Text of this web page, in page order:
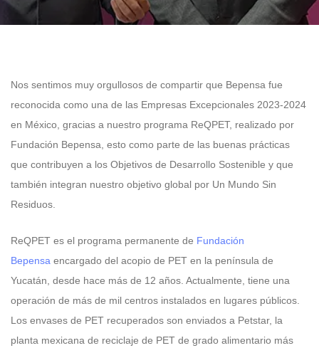
Nos sentimos muy orgullosos de compartir que Bepensa fue
reconocida como una de las Empresas Excepcionales 2023-2024
en México, gracias a nuestro programa ReQPET, realizado por
Fundación Bepensa, esto como parte de las buenas prácticas
que contribuyen a los Objetivos de Desarrollo Sostenible y que
también integran nuestro objetivo global por Un Mundo Sin
Residuos.
ReQPET es el programa permanente de Fundación
Bepensa encargado del acopio de PET en la península de
Yucatán, desde hace más de 12 años. Actualmente, tiene una
operación de más de mil centros instalados en lugares públicos.
Los envases de PET recuperados son enviados a Petstar, la
planta mexicana de reciclaje de PET de grado alimentario más